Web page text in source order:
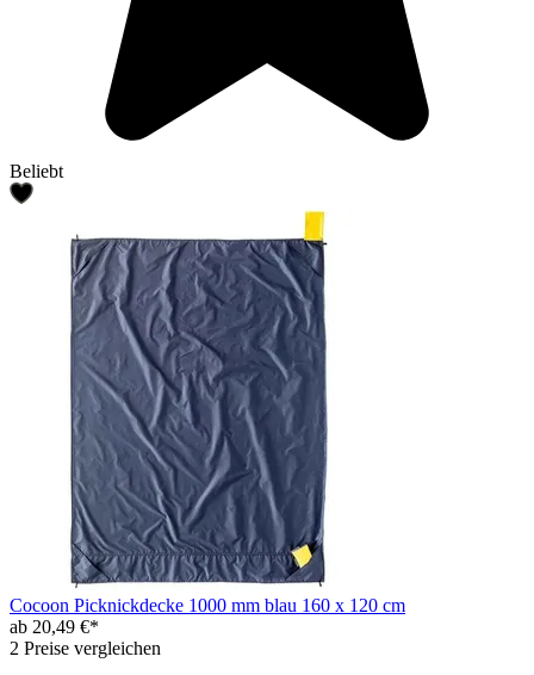
Beliebt
Cocoon Picknickdecke 1000 mm blau 160 x 120 cm
ab 20,49 €*
2 Preise vergleichen